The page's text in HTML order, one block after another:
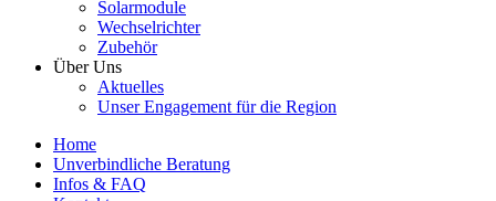
Solarmodule
Wechselrichter
Zubehör
Über Uns
Aktuelles
Unser Engagement für die Region
Home
Unverbindliche Beratung
Infos & FAQ